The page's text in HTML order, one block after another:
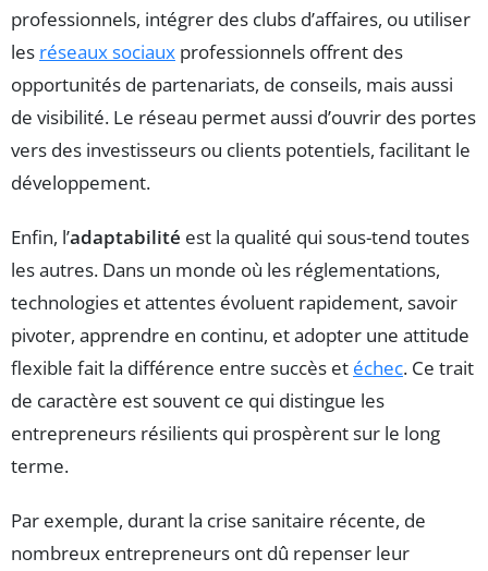
professionnels, intégrer des clubs d’affaires, ou utiliser
les réseaux sociaux professionnels offrent des
opportunités de partenariats, de conseils, mais aussi
de visibilité. Le réseau permet aussi d’ouvrir des portes
vers des investisseurs ou clients potentiels, facilitant le
développement.
Enfin, l’adaptabilité est la qualité qui sous-tend toutes
les autres. Dans un monde où les réglementations,
technologies et attentes évoluent rapidement, savoir
pivoter, apprendre en continu, et adopter une attitude
flexible fait la différence entre succès et échec. Ce trait
de caractère est souvent ce qui distingue les
entrepreneurs résilients qui prospèrent sur le long
terme.
Par exemple, durant la crise sanitaire récente, de
nombreux entrepreneurs ont dû repenser leur